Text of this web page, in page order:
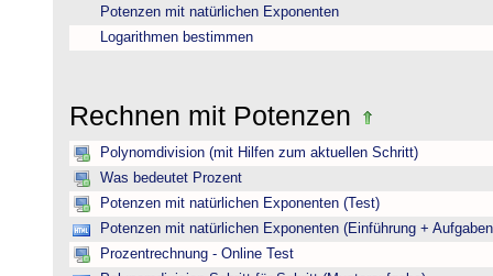
Potenzen mit natürlichen Exponenten
Logarithmen bestimmen
Rechnen mit Potenzen
Polynomdivision (mit Hilfen zum aktuellen Schritt)
Was bedeutet Prozent
Potenzen mit natürlichen Exponenten (Test)
Potenzen mit natürlichen Exponenten (Einführung +
Prozentrechnung - Online Test